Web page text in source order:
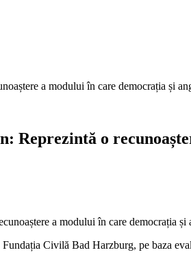
a modului în care democrația și
o
Civilă Bad Harzburg, pe baza